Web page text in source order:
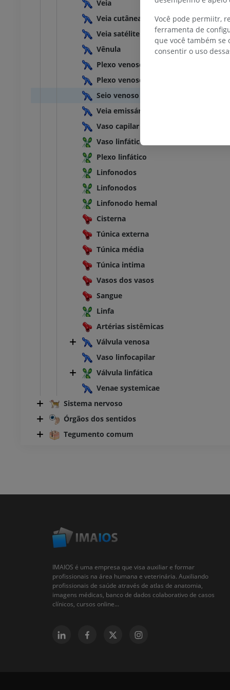
Veia
Veia cutânea
Veia satélite
Vênula
Plexo venoso
Plexo venoso
Seio venoso
Veia emissária
Vaso capilar
Vaso linfático
Plexo linfático
Linfonodos
Linfonodos
Linfonodo hemal
Cisterna
Túnica externa
Túnica média
Túnica intima
Vasos dos vasos
Sangue
Linfa
Artérias sistêmicas
Válvula venosa
Vaso linfocapilar
Válvula linfática
Venae systemicae
Sistema nervoso
Órgãos dos sentidos
Tegumento comum
IMAIOS é uma empresa que visa auxiliar e formar
profissionais na área humana e veterinária. Auxiliando
profissionais de saúde através de atlas de anatomia,
imagens médicas, banco de dados colaborativo de casos
clínicos, cursos online...
Você pode permiitr,
ferramenta de
que você também se
consentir o uso